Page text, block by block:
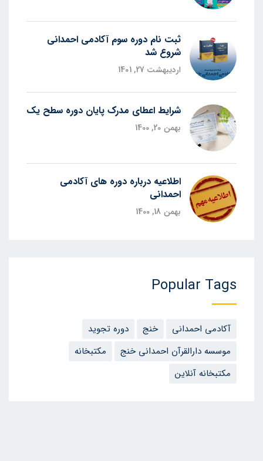
ثبت نام دوره سوم آکادمی احمدانی
شروع شد
اردیبهشت 27, 1401
شرایط اعطای مدرک پایان دوره سطح یک
بهمن 20, 1400
اطلاعیه درباره دوره های آکادمی
احمدانی
بهمن 18, 1400
Popular Tags
آکادمی احمدانی خنج
دوره تجوید
موسسه دارالقرآن احمدانی خنج
مکتبخانه
مکتبخانه آنلاین